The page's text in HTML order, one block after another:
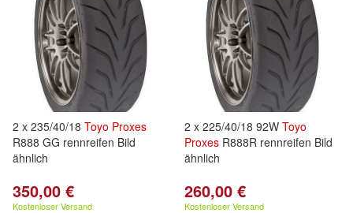
2 x 235/40/18 Toyo Proxes
R888 GG rennreifen Bild
ähnlich
350,00 €
Kostenloser Versand
2 x 225/40/18 92W Toyo
Proxes R888R rennreifen Bild
ähnlich
260,00 €
Kostenloser Versand